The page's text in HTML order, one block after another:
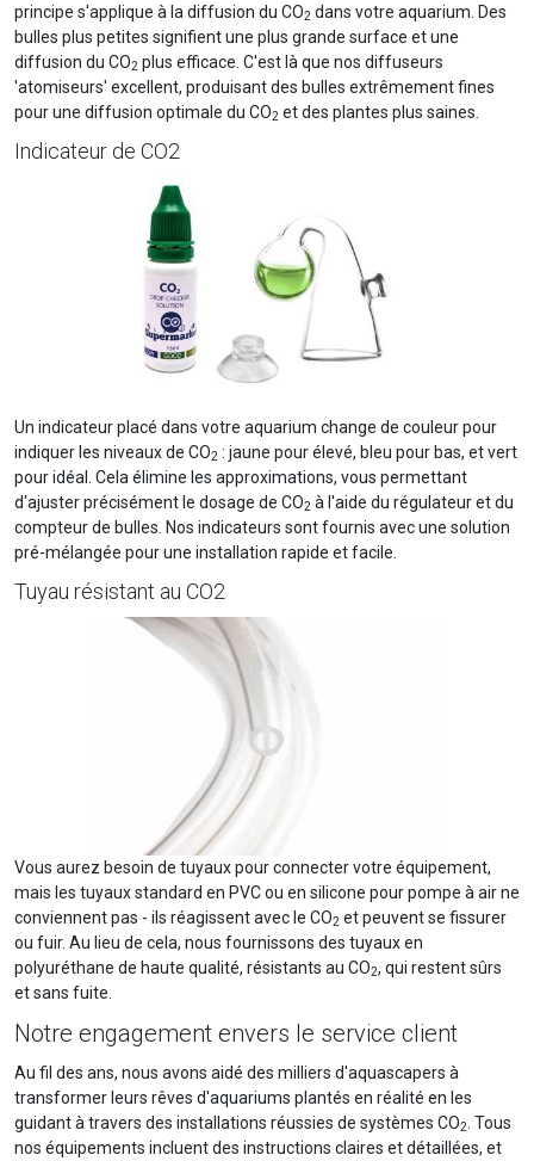
principe s'applique à la diffusion du CO2 dans votre aquarium. Des
bulles plus petites signifient une plus grande surface et une
diffusion du CO2 plus efficace. C'est là que nos diffuseurs
'atomiseurs' excellent, produisant des bulles extrêmement fines
pour une diffusion optimale du CO2 et des plantes plus saines.
Indicateur de CO2
Un indicateur placé dans votre aquarium change de couleur pour
indiquer les niveaux de CO2 : jaune pour élevé, bleu pour bas, et vert
pour idéal. Cela élimine les approximations, vous permettant
d'ajuster précisément le dosage de CO2 à l'aide du régulateur et du
compteur de bulles. Nos indicateurs sont fournis avec une solution
pré-mélangée pour une installation rapide et facile.
Tuyau résistant au CO2
Vous aurez besoin de tuyaux pour connecter votre équipement,
mais les tuyaux standard en PVC ou en silicone pour pompe à air ne
conviennent pas - ils réagissent avec le CO2 et peuvent se fissurer
ou fuir. Au lieu de cela, nous fournissons des tuyaux en
polyuréthane de haute qualité, résistants au CO2, qui restent sûrs
et sans fuite.
Notre engagement envers le service client
Au fil des ans, nous avons aidé des milliers d'aquascapers à
transformer leurs rêves d'aquariums plantés en réalité en les
guidant à travers des installations réussies de systèmes CO2 . Tous
nos équipements incluent des instructions claires et détaillées, et